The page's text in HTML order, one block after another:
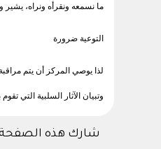
ما نسمعه ونقرأه ونراه،
التوعية ضرورة
لذا يوصي المركز أن يتم
وتبيان الآثار السلبية التي
شارك هذه